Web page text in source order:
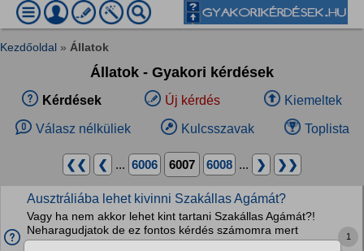
Kezdőoldal » Állatok
Állatok - Gyakori kérdések
Kérdések Új kérdés Kiemeltek
Válasz nélküliek Kulcsszavak Toplista
❮❮ ❮ ... 6006 6007 6008 ... ❯ ❯❯
Ausztráliába lehet kivinni Szakállas Agámát?
Vagy ha nem akkor lehet kint tartani Szakállas Agámát?!
Neharagudjatok de ez fontos kérdés számomra mert
imádom őket és van 2 és ha nem vihetem magammal őket
1